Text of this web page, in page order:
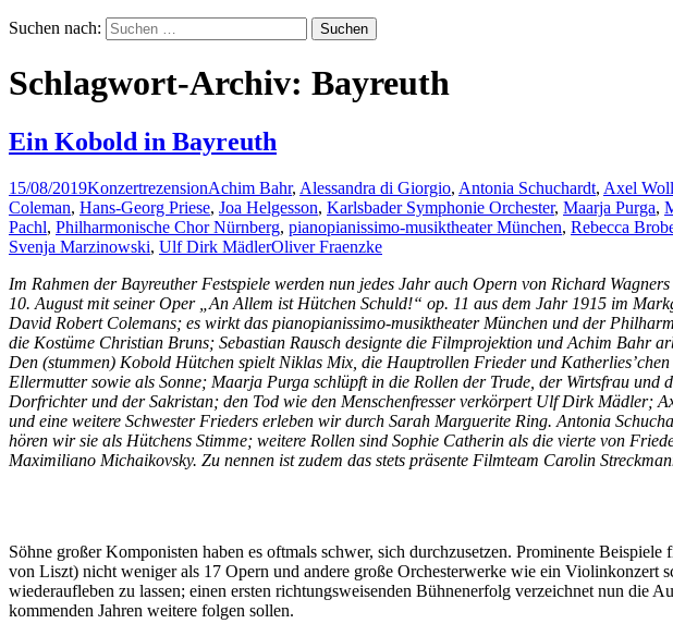
Suchen nach:
Schlagwort-Archiv: Bayreuth
Ein Kobold in Bayreuth
15/08/2019KonzertrezensionAchim Bahr, Alessandra di Giorgio, Antonia Schuchardt, Axel
Coleman, Hans-Georg Priese, Joa Helgesson, Karlsbader Symphonie Orchester, Maarja Purga,
Pachl, Philharmonische Chor Nürnberg, pianopianissimo-musiktheater München, Rebecca
Svenja Marzinowski, Ulf Dirk MädlerOliver Fraenzke
Im Rahmen der Bayreuther Festspiele werden nun jedes Jahr auch Opern von Richard
10. August mit seiner Oper „An Allem ist Hütchen Schuld!“ op. 11 aus dem Jahr 1915 im
David Robert Colemans; es wirkt das pianopianissimo-musiktheater München und der
die Kostüme Christian Bruns; Sebastian Rausch designte die Filmprojektion und Achim Bahr
Den (stummen) Kobold Hütchen spielt Niklas Mix, die Hauptrollen Frieder und
Ellermutter sowie als Sonne; Maarja Purga schlüpft in die Rollen der Trude, der Wirtsfrau
Dorfrichter und der Sakristan; den Tod wie den Menschenfresser verkörpert Ulf Dirk Mädler;
und eine weitere Schwester Frieders erleben wir durch Sarah Marguerite Ring. Antonia
hören wir sie als Hütchens Stimme; weitere Rollen sind Sophie Catherin als die vierte von
Maximiliano Michaikovsky. Zu nennen ist zudem das stets präsente Filmteam Carolin
Söhne großer Komponisten haben es oftmals schwer, sich durchzusetzen. Prominente
von Liszt) nicht weniger als 17 Opern und andere große Orchesterwerke wie ein Violinkonzert
wiederaufleben zu lassen; einen ersten richtungsweisenden Bühnenerfolg verzeichnet nun die
kommenden Jahren weitere folgen sollen.